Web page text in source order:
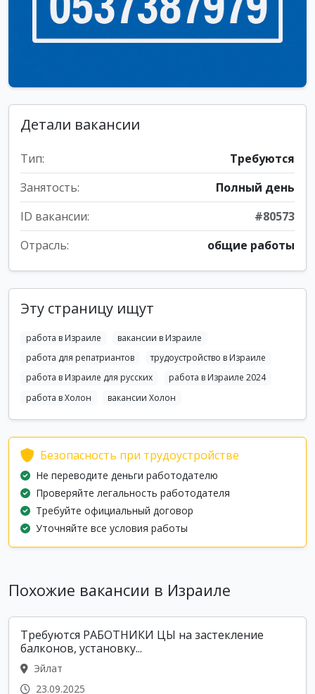
Детали вакансии
Тип:
Требуются
Занятость:
Полный день
ID вакансии:
#80573
Отрасль:
общие работы
Эту страницу ищут
работа в Израиле
вакансии в Израиле
работа для репатриантов
трудоустройство в Израиле
работа в Израиле для русских
работа в Израиле 2024
работа в Холон
вакансии Холон
Безопасность при трудоустройстве
Не переводите деньги работодателю
Проверяйте легальность работодателя
Требуйте официальный договор
Уточняйте все условия работы
Похожие вакансии в Израиле
Требуются РАБОТНИКИ ЦЫ на застекление
балконов, установку...
Эйлат
23.09.2025